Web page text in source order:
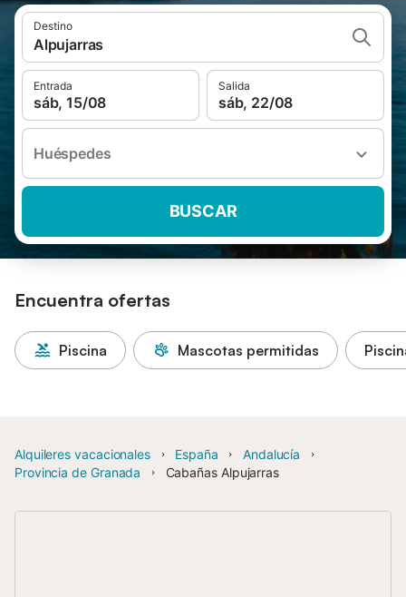
Destino
Alpujarras
Entrada
sáb, 15/08
Salida
sáb, 22/08
Huéspedes
BUSCAR
Encuentra ofertas
Piscina Mascotas permitidas
Alquileres vacacionales España
Andalucía
Provincia de Granada
Cabañas Alpujarras